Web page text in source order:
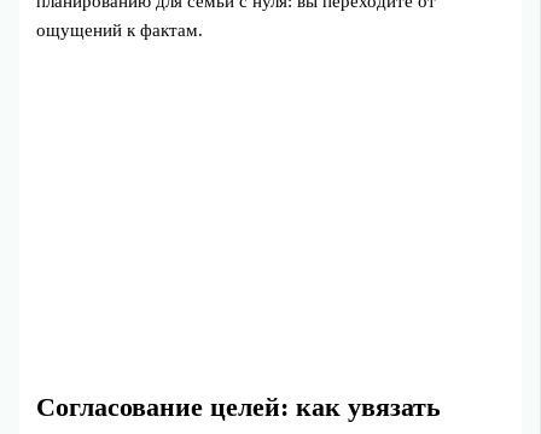
ощущений к фактам.
Согласование целей: как увязать